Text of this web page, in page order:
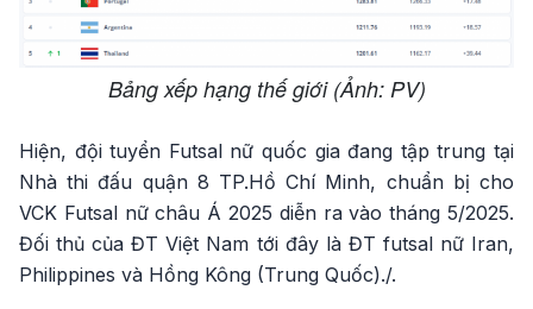
Bảng xếp hạng thế giới (Ảnh: PV)
Hiện, đội tuyển Futsal nữ quốc gia đang tập trung tại
Nhà thi đấu quận 8 TP.Hồ Chí Minh, chuẩn bị cho
VCK Futsal nữ châu Á 2025 diễn ra vào tháng 5/2025.
Đối thủ của ĐT Việt Nam tới đây là ĐT futsal nữ Iran,
Philippines và Hồng Kông (Trung Quốc)./.